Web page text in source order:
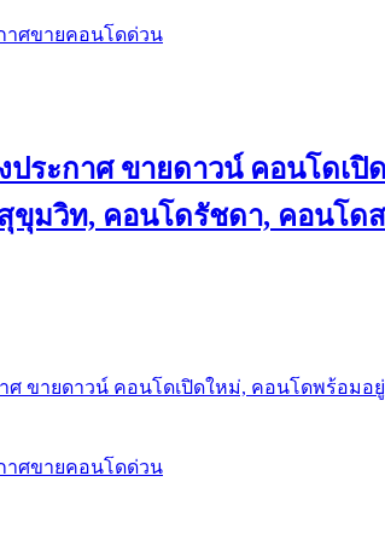
าศขายคอนโดด่วน
ประกาศ ขายดาวน์ คอนโดเ
ขุมวิท, คอนโดรัชดา, คอนโด
ศ ขายดาวน์ คอนโดเปิดใหม่, คอนโดพร้อม
าศขายคอนโดด่วน